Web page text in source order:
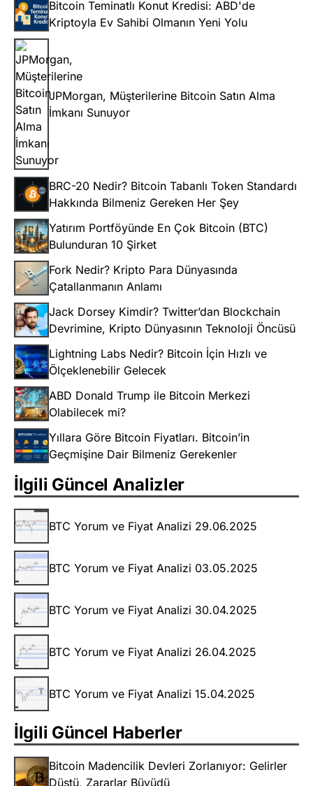
Bitcoin Teminatlı Konut Kredisi: ABD'de
Kriptoyla Ev Sahibi Olmanın Yeni Yolu
JPMorgan, Müşterilerine Bitcoin Satın Alma
İmkanı Sunuyor
BRC-20 Nedir? Bitcoin Tabanlı Token Standardı
Hakkında Bilmeniz Gereken Her Şey
Yatırım Portföyünde En Çok Bitcoin (BTC)
Bulunduran 10 Şirket
Fork Nedir? Kripto Para Dünyasında
Çatallanmanın Anlamı
Jack Dorsey Kimdir? Twitter’dan Blockchain
Devrimine, Kripto Dünyasının Teknoloji Öncüsü
Lightning Labs Nedir? Bitcoin İçin Hızlı ve
Ölçeklenebilir Gelecek
ABD Donald Trump ile Bitcoin Merkezi
Olabilecek mi?
Yıllara Göre Bitcoin Fiyatları. Bitcoin’in
Geçmişine Dair Bilmeniz Gerekenler
İlgili Güncel Analizler
BTC Yorum ve Fiyat Analizi 29.06.2025
BTC Yorum ve Fiyat Analizi 03.05.2025
BTC Yorum ve Fiyat Analizi 30.04.2025
BTC Yorum ve Fiyat Analizi 26.04.2025
BTC Yorum ve Fiyat Analizi 15.04.2025
İlgili Güncel Haberler
Bitcoin Madencilik Devleri Zorlanıyor: Gelirler
Düştü, Zararlar Büyüdü